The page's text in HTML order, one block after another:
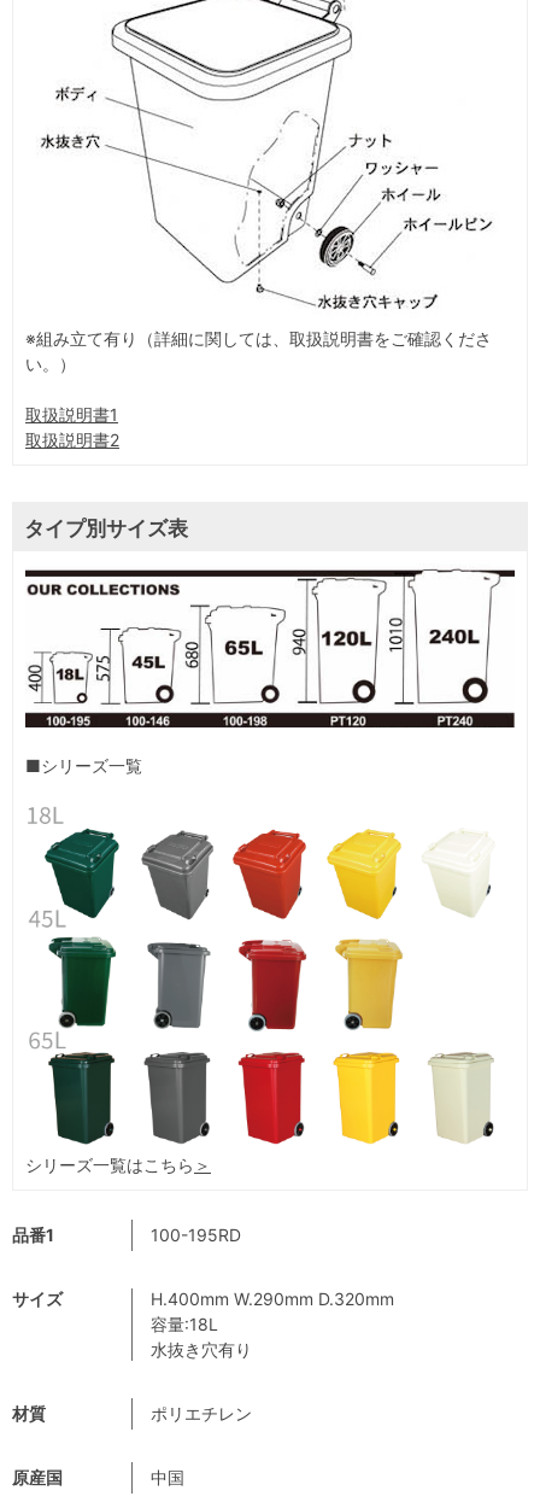
品番1 100-195RD
サイズ
H.400mm W.290mm D.320mm
容量:18L
水抜き穴有り
材質 ポリエチレン
原産国 中国
※組み立て有り（詳細に関しては、取扱説明書をご確認くださ
い。）
取扱説明書1
取扱説明書2
タイプ別サイズ表
■シリーズ一覧
シリーズ一覧はこちら ＞